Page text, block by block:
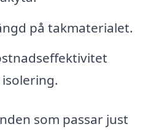
på takmaterialet.
som passar just